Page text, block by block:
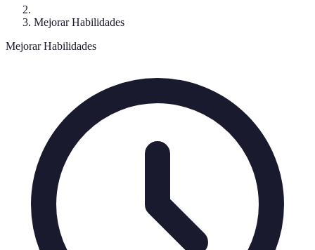
Mejorar Habilidades
Mejorar Habilidades